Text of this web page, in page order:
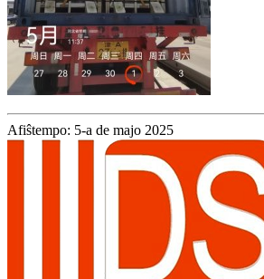
Afiŝtempo: 5-a de majo 2025